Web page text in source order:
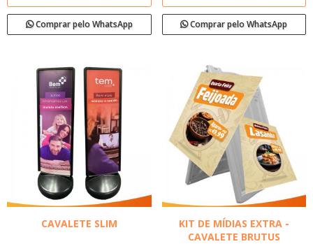
Comprar pelo WhatsApp Comprar pelo WhatsApp
CAVALETE SLIM
KIT DE MÍDIAS EXTRA -
CAVALETE BRUTUS